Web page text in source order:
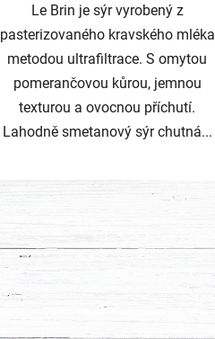
Le Brin je sýr vyrobený z
pasterizovaného kravského mléka
metodou ultrafiltrace. S omytou
pomerančovou kůrou, jemnou
texturou a ovocnou příchutí.
Lahodně smetanový sýr chutná...